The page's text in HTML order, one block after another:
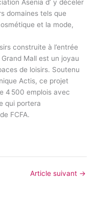
Asenia d’ y déceler
domaines tels que
et la mode,
construite à l’entrée
Mall est un joyau
de loisirs. Soutenu
Actis, ce projet
4 500 emplois avec
qui portera
FCFA.
Article suivant →